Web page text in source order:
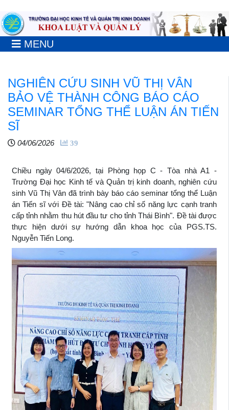
MENU
NGHIÊN CỨU SINH VŨ THỊ VÂN
BẢO VỆ THÀNH CÔNG BÁO CÁO
SEMINAR TỔNG THỂ LUẬN ÁN TIẾN
SĨ
04/06/2026 39
Chiều ngày 04/6/2026, tại Phòng họp C - Tòa nhà A1 -
Trường Đại học Kinh tế và Quản trị kinh doanh, nghiên cứu
sinh Vũ Thị Vân đã trình bày báo cáo seminar tổng thể Luận
án Tiến sĩ với Đề tài: "Nâng cao chỉ số năng lực cạnh tranh
cấp tỉnh nhằm thu hút đầu tư cho tỉnh Thái Bình". Đề tài được
thực hiện dưới sự hướng dẫn khoa học của PGS.TS.
Nguyễn Tiến Long.